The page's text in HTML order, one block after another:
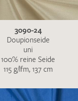
3090-24
Doupionseide
uni
100% reine Seide
115 g/lfm, 137 cm